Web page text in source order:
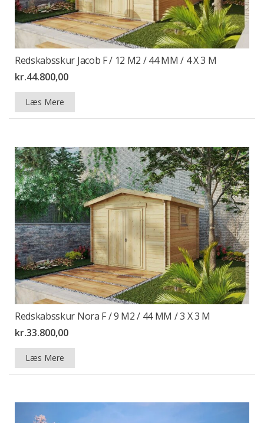
Redskabsskur Jacob F / 12 M2 / 44 MM / 4 X 3 M
kr.44.800,00
Læs Mere
Redskabsskur Nora F / 9 M2 / 44 MM / 3 X 3 M
kr.33.800,00
Læs Mere